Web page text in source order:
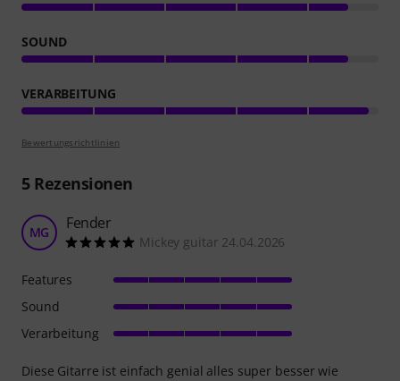
SOUND
VERARBEITUNG
Bewertungsrichtlinien
5Rezensionen
MG Fender
Mickey guitar 24.04.2026
Diese Gitarre ist einfach genial alles super besser wie
Features
Sound
Verarbeitung